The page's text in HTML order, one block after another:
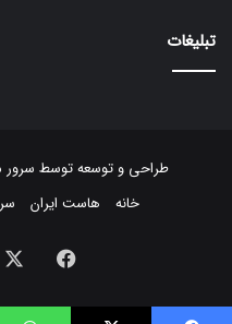
تبلیغات
طراحی و توسعه توسط
خانه
هاست ایران
فیسبوک